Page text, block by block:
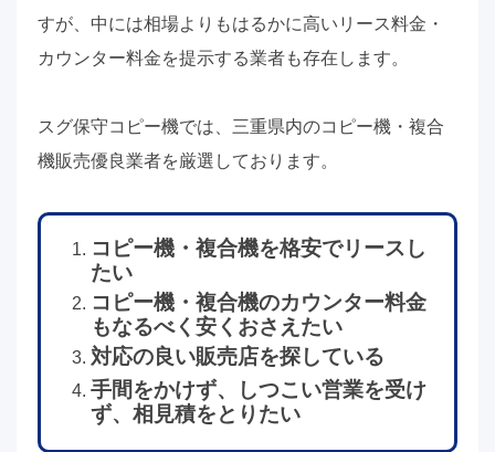
すが、中には相場よりもはるかに高いリース料金・
カウンター料金を提示する業者も存在します。
スグ保守コピー機では、三重県内のコピー機・複合
機販売優良業者を厳選しております。
コピー機・複合機を格安でリースし
たい
コピー機・複合機のカウンター料金
もなるべく安くおさえたい
対応の良い販売店を探している
手間をかけず、しつこい営業を受け
ず、相見積をとりたい